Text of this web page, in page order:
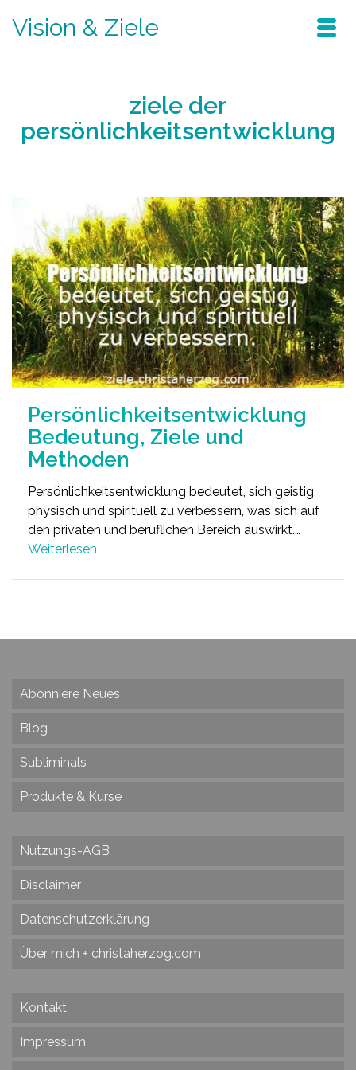
Vision & Ziele
ziele der
persönlichkeitsentwicklung
Persönlichkeitsentwicklung
Bedeutung, Ziele und
Methoden
Persönlichkeitsentwicklung bedeutet, sich geistig,
physisch und spirituell zu verbessern, was sich auf
den privaten und beruflichen Bereich auswirkt.…
Weiterlesen
Abonniere Neues
Blog
Subliminals
Produkte & Kurse
Nutzungs-AGB
Disclaimer
Datenschutzerklärung
Über mich + christaherzog.com
Kontakt
Impressum